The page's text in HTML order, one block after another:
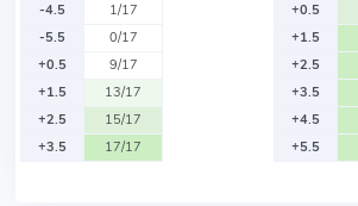
-4.5
1/17
-5.5
0/17
+0.5
9/17
+1.5
13/17
+2.5
15/17
+3.5
17/17
+0.5
+1.5
+2.5
+3.5
+4.5
+5.5